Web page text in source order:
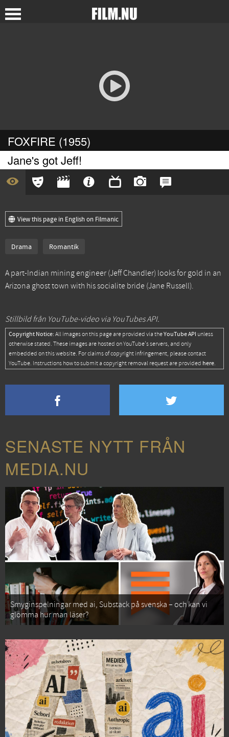
FOXFIRE (1955)
Jane's got Jeff!
View this page in English on Filmanic
Drama Romantik
A part-Indian mining engineer (Jeff Chandler) looks for gold in an
Arizona ghost town with his socialite bride (Jane Russell).
Stillbild från YouTube-video via YouTubes API.
Copyright Notice: All images on this page are provided via theYouTube API unless
otherwise stated. These images are hosted on YouTube's servers, and only
embedded on this website. For claims of copyright infringement, please contact
YouTube. Instructions how to submit a copyright removal request are provided here.
SENASTE NYTT FRÅN
MEDIA.NU
Smyginspelningar med ai, Substack på svenska – och kan vi
glömma hur man läser?